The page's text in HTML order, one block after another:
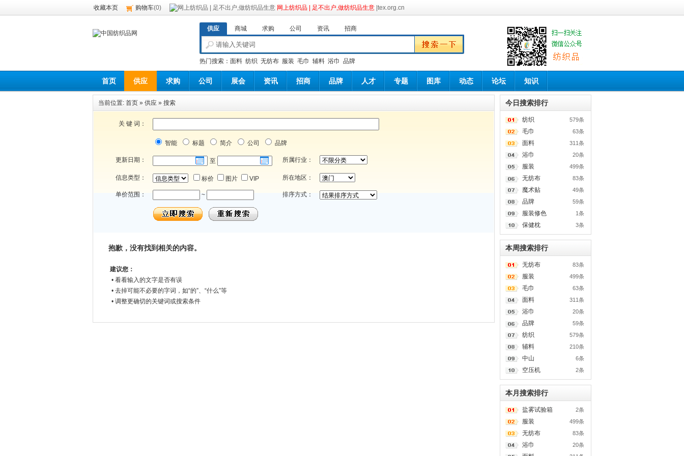
网上纺织品 | 足不出户,做纺织品生意
收藏本页 购物车(0) |tex.org.cn
供应 商城 求购 公司 资讯 招商
热门搜索： 面料 纺织 无纺布 服装 毛巾 辅料 浴巾 品牌
首页 供应 求购 公司 展会 资讯 招商 品牌 人才 专题 图库 动态 论坛 知识
当前位置: 首页 » 供应 » 搜索
关 键 词：
智能 标题 简介 公司 品牌
更新日期： 至 所属行业：
信息类型： 标价 图片 VIP 所在地区：
单价范围： ~ 排序方式：
抱歉，没有找到相关的内容。
建议您：
• 看看输入的文字是否有误
• 去掉可能不必要的字词，如“的”、“什么”等
• 调整更确切的关键词或搜索条件
今日搜索排行
579条
纺织
63条
毛巾
311条
面料
20条
浴巾
499条
服装
83条
无纺布
49条
魔术贴
59条
品牌
1条
服装修色
3条
保健枕
本周搜索排行
83条
无纺布
499条
服装
63条
毛巾
311条
面料
20条
浴巾
59条
品牌
579条
纺织
210条
辅料
6条
中山
2条
空压机
本月搜索排行
2条
盐雾试验箱
499条
服装
83条
无纺布
20条
浴巾